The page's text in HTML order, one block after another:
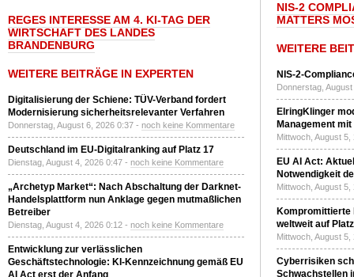
REGES INTERESSE AM 4. KI-TAG DER
WIRTSCHAFT DES LANDES
BRANDENBURG
WEITERE BEITRÄGE IN EXPERTEN
Digitalisierung der Schiene: TÜV-Verband fordert
Modernisierung sicherheitsrelevanter Verfahren
Donnerstag, August 6, 2026 0:37 - noch keine Kommentare
Deutschland im EU-Digitalranking auf Platz 17
Dienstag, August 4, 2026 0:47 - noch keine Kommentare
„Archetyp Market“: Nach Abschaltung der Darknet-
Handelsplattform nun Anklage gegen mutmaßlichen
Betreiber
Dienstag, August 4, 2026 0:12 - noch keine Kommentare
Entwicklung zur verlässlichen
Geschäftstechnologie: KI-Kennzeichnung gemäß EU
AI Act erst der Anfang
NIS-2
MATTERS
WEITERE
NIS-2-
Donnerstag,
ElringKlinger
Management
Mittwoch, August
EU AI Act:
Notwendigkeit
Mittwoch, August
Kompromittierte
weltweit auf
Mittwoch, August
Cyberrisiken
Schwachstellen